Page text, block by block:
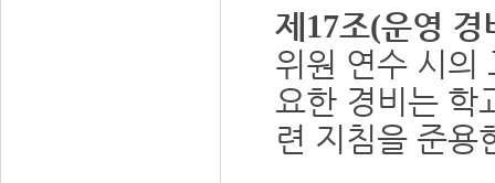
제 17조(운영 경
위원 연수 시의
요한 경비는 학
련 지침을 준용